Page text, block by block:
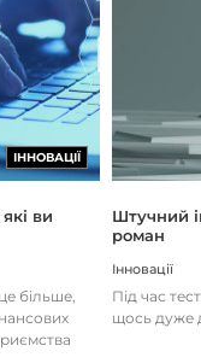
ІННОВАЦІЇ
ви
більше,
Штучний
роман
Інновації
Під час
щось дуже